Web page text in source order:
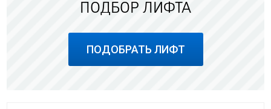
ПОДБОР ЛИФТА
ПОДОБРАТЬ ЛИФТ